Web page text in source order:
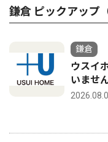
鎌倉 ピックアップ
鎌倉
ウスイ
いませ